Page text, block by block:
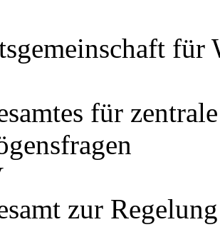
für
für
zur